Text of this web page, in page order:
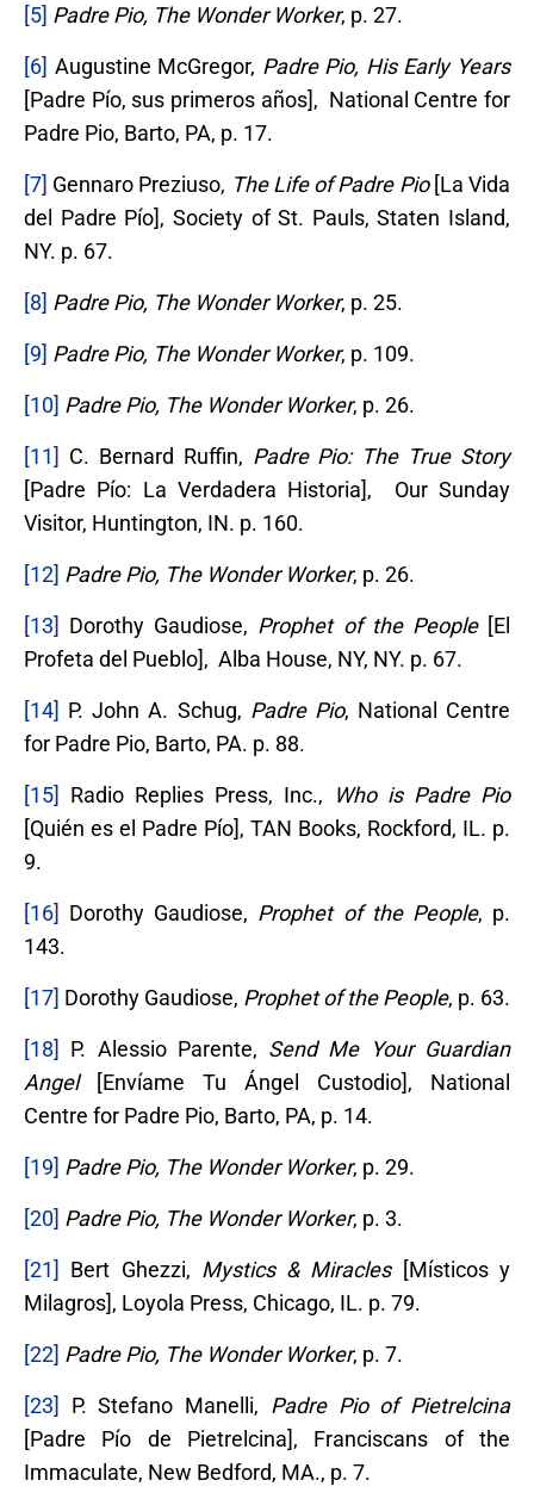
[5] Padre Pio, The Wonder Worker, p. 27.
[6] Augustine McGregor, Padre Pio, His Early Years
[Padre Pío, sus primeros años], National Centre for
Padre Pio, Barto, PA, p. 17.
[7] Gennaro Preziuso, The Life of Padre Pio[La Vida
del Padre Pío], Society of St. Pauls, Staten Island,
NY. p. 67.
[8] Padre Pio, The Wonder Worker, p. 25.
[9] Padre Pio, The Wonder Worker, p. 109.
[10] Padre Pio, The Wonder Worker, p. 26.
[11] C. Bernard Ruffin, Padre Pio: The True Story
[Padre Pío: La Verdadera Historia], Our Sunday
Visitor, Huntington, IN. p. 160.
[12] Padre Pio, The Wonder Worker, p. 26.
[13] Dorothy Gaudiose, Prophet of the People [El
Profeta del Pueblo], Alba House, NY, NY. p. 67.
[14] P. John A. Schug, Padre Pio, National Centre
for Padre Pio, Barto, PA. p. 88.
[15] Radio Replies Press, Inc.,
Who is Padre Pio
[Quién es el Padre Pío], TAN Books, Rockford, IL. p.
9.
[16] Dorothy Gaudiose, Prophet of the People, p.
143.
[17] Dorothy Gaudiose, Prophet of the People, p. 63.
[18] P. Alessio Parente, Send Me Your Guardian
Angel[Envíame Tu Ángel Custodio], National
Centre for Padre Pio, Barto, PA, p. 14.
[19] Padre Pio, The Wonder Worker, p. 29.
[20] Padre Pio, The Wonder Worker, p. 3.
[21] Bert Ghezzi, Mystics & Miracles [Místicos y
Milagros], Loyola Press, Chicago, IL. p. 79.
[22] Padre Pio, The Wonder Worker, p. 7.
[23] P. Stefano Manelli, Padre Pio of Pietrelcina
[Padre Pío de Pietrelcina], Franciscans of the
Immaculate, New Bedford, MA., p. 7.